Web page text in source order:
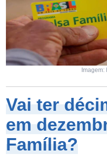
Imagem:
Vai ter
em
Família?